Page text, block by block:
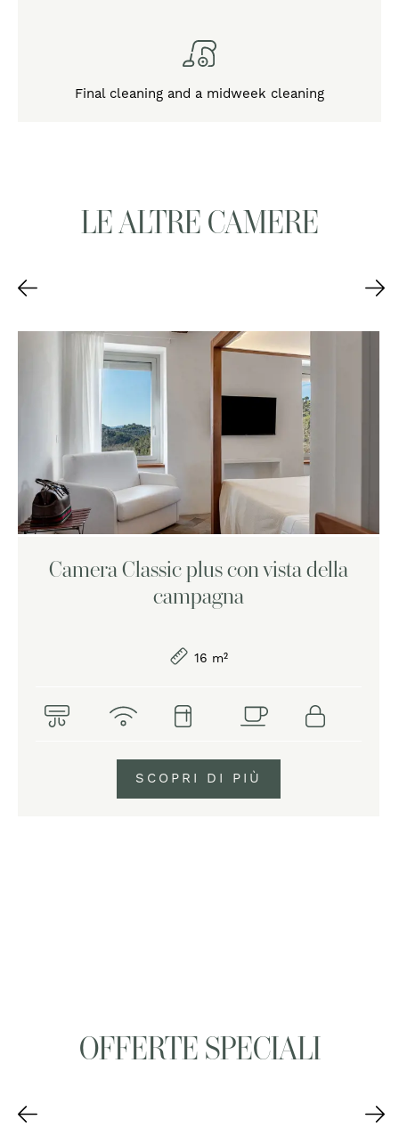
Final cleaning and a midweek cleaning
LE ALTRE CAMERE
Camera Classic plus con vista della
campagna
16 m²
SCOPRI DI PIÙ
OFFERTE SPECIALI